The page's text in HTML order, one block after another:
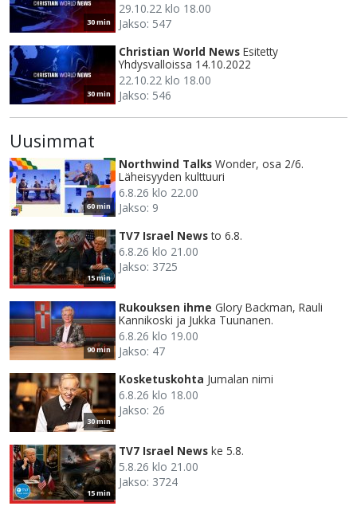
30 min
29.10.22 klo 18.00
Jakso: 547
30 min
Christian World News Esitetty
Yhdysvalloissa 14.10.2022
22.10.22 klo 18.00
Jakso: 546
Uusimmat
60 min
Northwind Talks Wonder, osa 2/6.
Läheisyyden kulttuuri
6.8.26 klo 22.00
Jakso: 9
15 min
TV7 Israel News to 6.8.
6.8.26 klo 21.00
Jakso: 3725
90 min
Rukouksen ihme Glory Backman, Rauli
Kannikoski ja Jukka Tuunanen.
6.8.26 klo 19.00
Jakso: 47
30 min
Kosketuskohta Jumalan nimi
6.8.26 klo 18.00
Jakso: 26
15 min
TV7 Israel News ke 5.8.
5.8.26 klo 21.00
Jakso: 3724